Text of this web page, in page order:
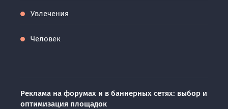
Увлечения
Человек
Реклама на форумах и в баннерных сетях: выбор и
оптимизация площадок